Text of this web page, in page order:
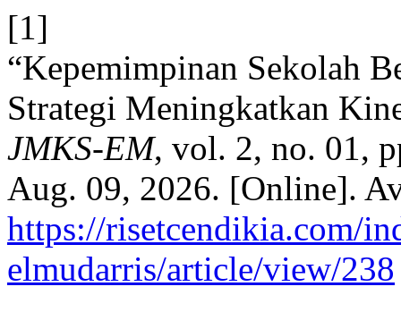
[1]
“Kepemimpinan Sekolah
Strategi Meningkatkan
JMKS-EM, vol. 2, no. 01,
Aug. 09, 2026. [Online].
https://risetcendikia.com/
elmudarris/article/view/238